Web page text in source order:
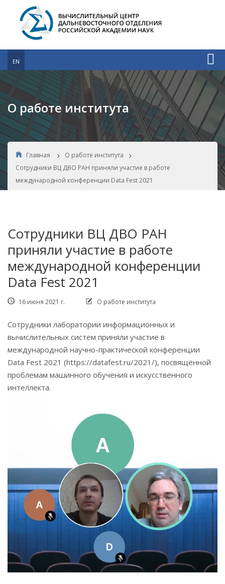
EN
О работе института
Главная
О работе института
Сотрудники ВЦ ДВО РАН приняли участие в работе
международной конференции Data Fest 2021
Сотрудники ВЦ ДВО РАН
приняли участие в работе
международной конференции
Data Fest 2021
16 июня 2021 г. О работе института
Сотрудники лаборатории информационных и
вычислительных систем приняли участие в
международной научно-практической конференции
Data Fest 2021 (https://datafest.ru/2021/), посвящённой
проблемам машинного обучения и искусственного
интеллекта.